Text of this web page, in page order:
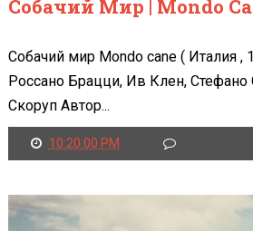
Собачий Мир | Mondo
Собачий мир Mondo cane ( Италия ,
Россано Брацци, Ив Клен, Стефано
Скоруп Автор...
10:20:00 PM